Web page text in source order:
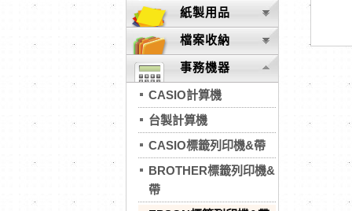
紙製用品
檔案收納
事務機器
CASIO計算機
台製計算機
CASIO標籤列印機&帶
BROTHER標籤列印機&
帶